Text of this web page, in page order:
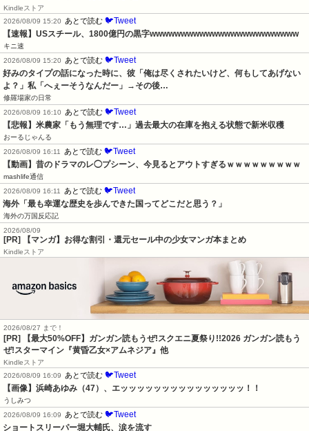
Kindleストア
2026/08/09 15:20
あとで読む 🐦Tweet
【速報】USスチール、1800億円の黒字wwwwwwwwwwwwwwwwwwwwwwww
キニ速
2026/08/09 15:20
あとで読む 🐦Tweet
好みのタイプの話になった時に、彼「俺は尽くされたいけど、何もしてあげない
よ？」私「へぇーそうなんだー」→その後…
修羅場家の日常
2026/08/09 16:10
あとで読む 🐦Tweet
【悲報】米農家「もう無理です…」過去最大の在庫を抱える状態で新米収穫
おーるじゃんる
2026/08/09 16:11
あとで読む 🐦Tweet
【動画】昔のドラマのレ◯プシーン、今見るとアウトすぎるｗｗｗｗｗｗｗｗｗ
mashlife通信
2026/08/09 16:11
あとで読む 🐦Tweet
海外「最も幸運な歴史を歩んできた国ってどこだと思う？」
海外の万国反応記
2026/08/09
[PR] 【マンガ】お得な割引・還元セール中の少女マンガ本まとめ
Kindleストア
2026/08/27 まで！
[PR]
【最大50%OFF】ガンガン読もうぜ!スクエニ夏祭り!!2026 ガンガン読もう
ぜ!スターマイン『黄昏乙女×アムネジア』他
Kindleストア
2026/08/09 16:09
あとで読む 🐦Tweet
【画像】浜崎あゆみ（47）、エッッッッッッッッッッッッッッッ！！
うしみつ
2026/08/09 16:09
あとで読む 🐦Tweet
ショートスリーパー堀大輔氏、涙を流す